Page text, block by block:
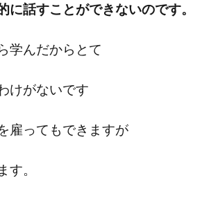
に話すことができないのです。
学んだからとて
けがないです
雇ってもできますが
す。